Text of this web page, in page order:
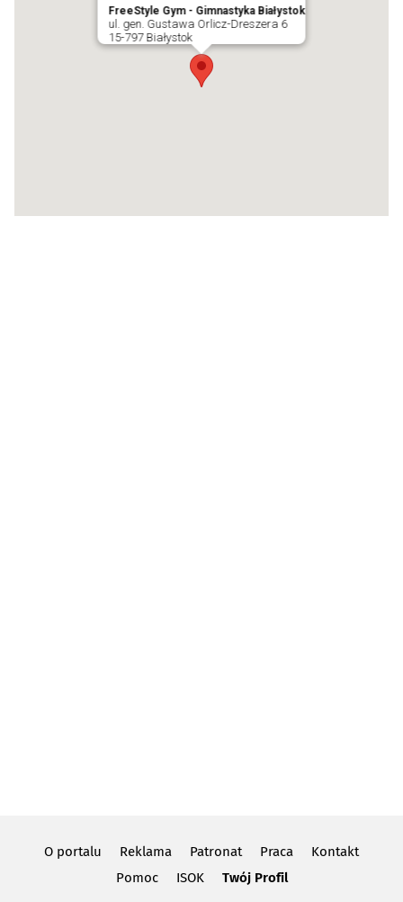
FreeStyle Gym - Gimnastyka Białystok
ul. gen. Gustawa Orlicz-Dreszera 6
15-797 Białystok
O portalu Reklama Patronat Praca
Kontakt
Pomoc
ISOK Twój Profil